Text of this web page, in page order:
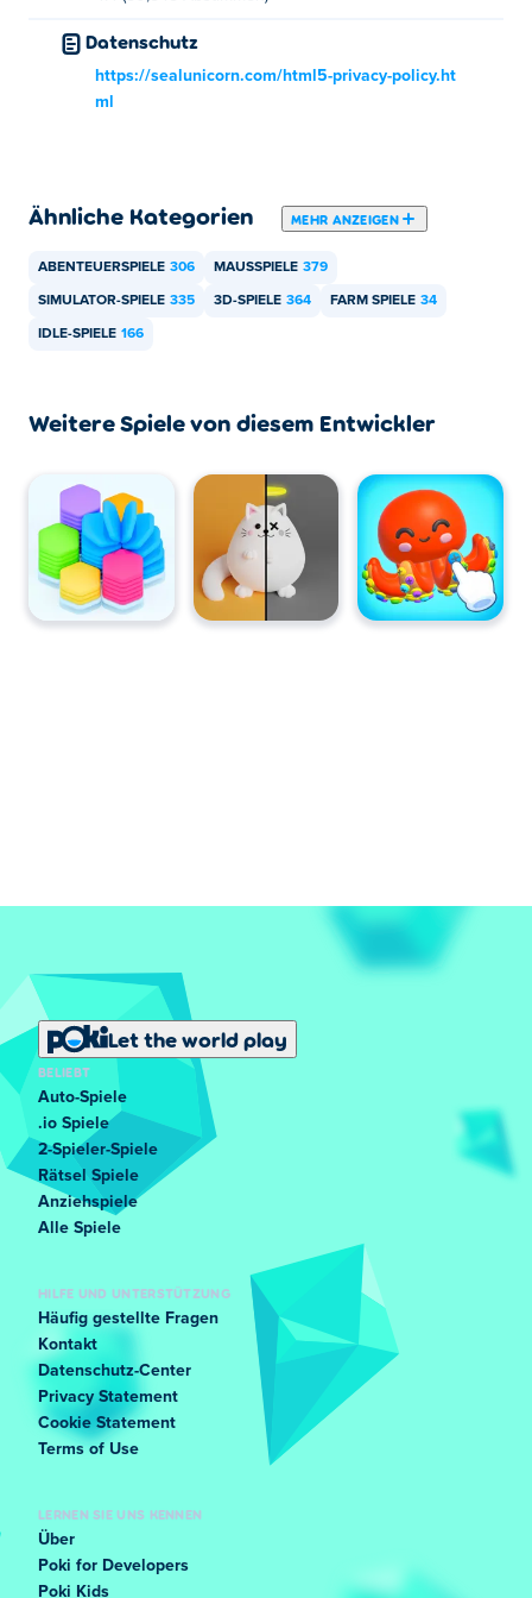
Sie können Misland kostenlos auf Poki spielen.
Kann ich Misland auf Mobilgeräten und
Desktops spielen?
Datenschutz
https://sealunicorn.com/html5-privacy-policy.ht
ml
Ähnliche Kategorien MEHR ANZEIGEN
ABENTEUERSPIELE 306 MAUSSPIELE 379
SIMULATOR-SPIELE 335 3D-SPIELE 364 FARM SPIELE 34
IDLE-SPIELE 166
Weitere Spiele von diesem Entwickler
Let the world play
BELIEBT
Auto-Spiele
.io Spiele
2-Spieler-Spiele
Rätsel Spiele
Anziehspiele
Alle Spiele
HILFE UND UNTERSTÜTZUNG
Häufig gestellte Fragen
Kontakt
Datenschutz-Center
Privacy Statement
Cookie Statement
Terms of Use
LERNEN SIE UNS KENNEN
Über
Poki for Developers
Poki Kids